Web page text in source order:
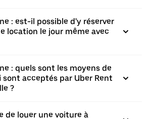
: est-il possible d'y réserver
location le jour même avec
: quels sont les moyens de
acceptés par Uber Rent
?
de louer une voiture à